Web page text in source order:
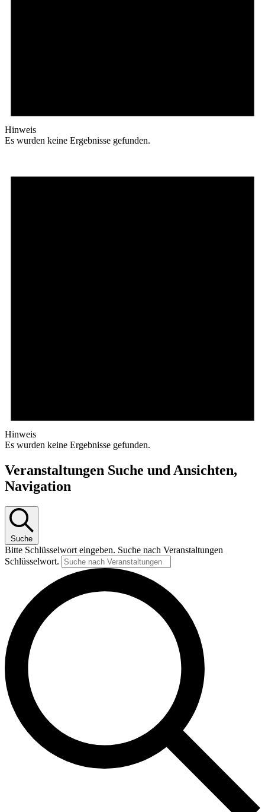
Hinweis
Es wurden keine Ergebnisse gefunden.
Hinweis
Es wurden keine Ergebnisse gefunden.
Veranstaltungen Suche und Ansichten,
Navigation
Suche
Bitte Schlüsselwort eingeben. Suche nach Veranstaltungen
Schlüsselwort.